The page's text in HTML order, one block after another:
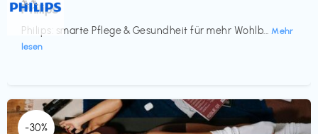
Philips
Philips: smarte Pflege & Gesundheit für mehr Wohlb... Mehr
lesen
-30%